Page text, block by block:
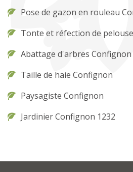
Pose de gazon en rouleau
Tonte et réfection de
Abattage d'arbres Confignon
Taille de haie Confignon
Paysagiste Confignon
Jardinier Confignon 1232